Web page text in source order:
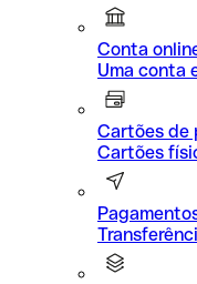
Conta
Uma conta
Cartões de
Cartões